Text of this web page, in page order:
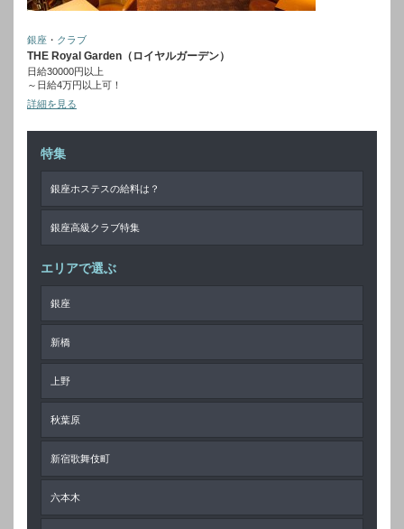
銀座 ・ クラブ
THE Royal Garden（ロイヤルガーデン）
日給30000円以上
～日給4万円以上可！
詳細を見る
特集
銀座ホステスの給料は？
銀座高級クラブ特集
エリアで選ぶ
銀座
新橋
上野
秋葉原
新宿歌舞伎町
六本木